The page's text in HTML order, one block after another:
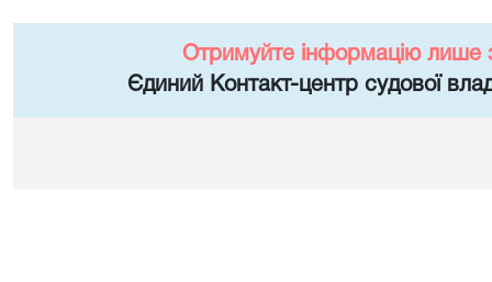
Отримуйте інформацію лише
Єдиний Контакт-центр судової